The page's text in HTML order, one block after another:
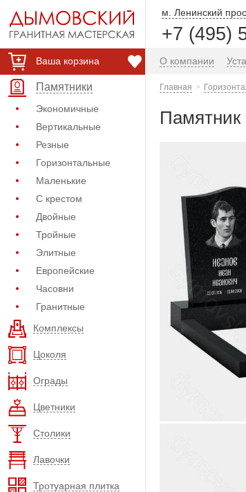
Ваша корзина
Памятники
Экономичные
Вертикальные
Резные
Горизонтальные
Маленькие
С крестом
Двойные
Тройные
Элитные
Европейские
Часовни
Гранитные
Комплексы
Цоколя
Ограды
Цветники
Столики
Лавочки
Тротуарная плитка
м. Ленинский
+7 (495)
О компании
Главная
Памятник